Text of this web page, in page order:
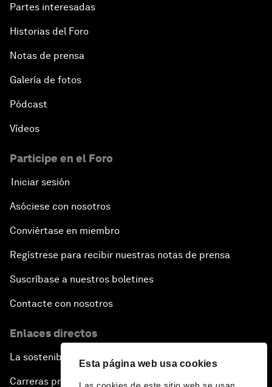
Esta página web usa cookies
Partes interesadas
Historias del Foro
Notas de prensa
Galería de fotos
Pódcast
Vídeos
Participe en el Foro
Iniciar sesión
Asóciese con nosotros
Conviértase en miembro
Regístrese para recibir nuestras notas de prensa
Suscríbase a nuestros boletines
Contacte con nosotros
Enlaces directos
La sostenibilidad en el Foro
Carreras profesionales